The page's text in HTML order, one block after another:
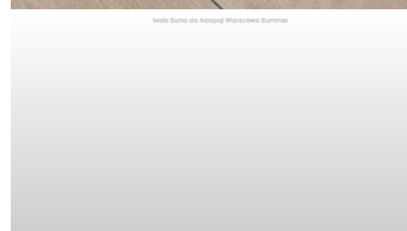
Mała Sunia do Adopcji Warszawa Summer